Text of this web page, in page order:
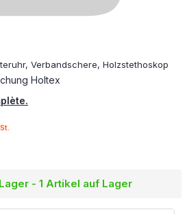
Holtex
- 1 Artikel auf Lager